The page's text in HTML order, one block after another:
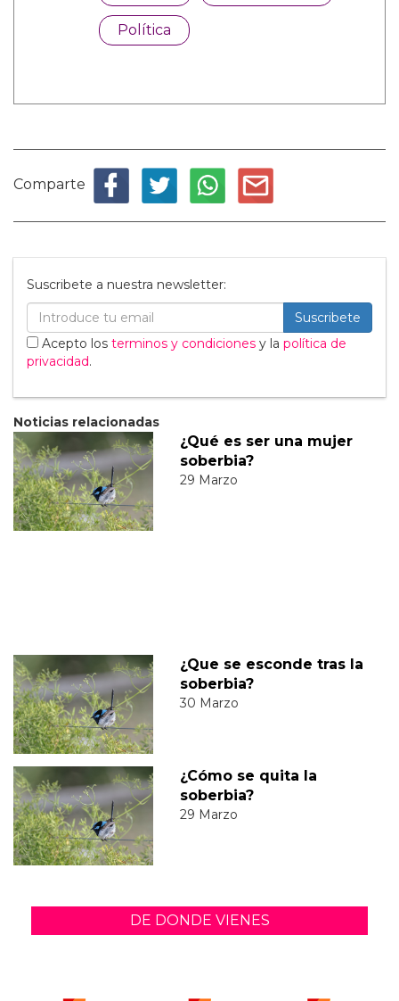
Política
Comparte
Suscribete a nuestra newsletter:
Suscribete
Acepto los terminos y condiciones y la política de
privacidad.
Noticias relacionadas
¿Qué es ser una mujer
soberbia?
29 Marzo
¿Que se esconde tras la
soberbia?
30 Marzo
¿Cómo se quita la
soberbia?
29 Marzo
DE DONDE VIENES